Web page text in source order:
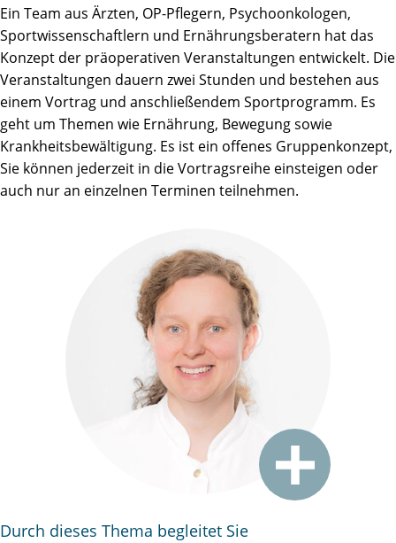
Ein Team aus Ärzten, OP-Pflegern, Psychoonkologen,
Sportwissenschaftlern und Ernährungsberatern hat das
Konzept der präoperativen Veranstaltungen entwickelt. Die
Veranstaltungen dauern zwei Stunden und bestehen aus
einem Vortrag und anschließendem Sportprogramm. Es
geht um Themen wie Ernährung, Bewegung sowie
Krankheitsbewältigung. Es ist ein offenes Gruppenkonzept,
Sie können jederzeit in die Vortragsreihe einsteigen oder
auch nur an einzelnen Terminen teilnehmen.
Durch dieses Thema begleitet Sie